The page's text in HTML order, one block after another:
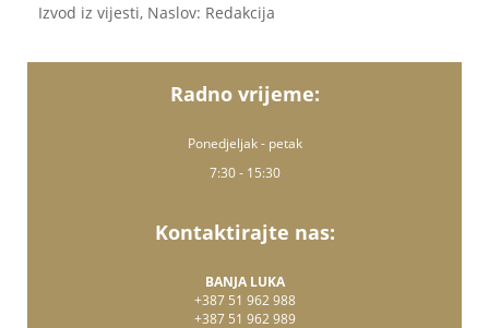
Izvod iz vijesti, Naslov: Redakcija
Radno vrijeme:
Ponedjeljak - petak
7:30 - 15:30
Kontaktirajte nas:
BANJA LUKA
+387 51 962 988
+387 51 962 989